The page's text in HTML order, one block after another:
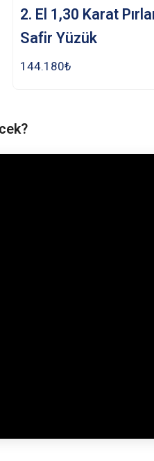
2. El 1,30 Karat
Safir Yüzük
144.180₺